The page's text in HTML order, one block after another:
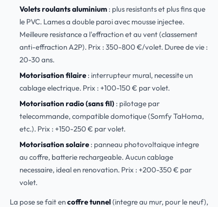
Volets roulants aluminium: plus resistants et plus fins que
le PVC. Lames a double paroi avec mousse injectee.
Meilleure resistance a l'effraction et au vent (classement
anti-effraction A2P). Prix : 350-800 €/volet. Duree de vie :
20-30 ans.
Motorisation filaire: interrupteur mural, necessite un
cablage electrique. Prix : +100-150 € par volet.
Motorisation radio (sans fil): pilotage par
telecommande, compatible domotique (Somfy TaHoma,
etc.). Prix : +150-250 € par volet.
Motorisation solaire: panneau photovoltaique integre
au coffre, batterie rechargeable. Aucun cablage
necessaire, ideal en renovation. Prix : +200-350 € par
volet.
La pose se fait encoffre tunnel(integre au mur, pour le neuf),